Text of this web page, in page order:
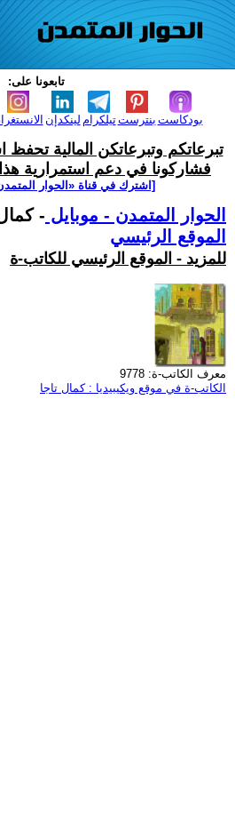
تابعونا على:
لينكدإن تيلكرامبنترست بودكاست
تبرعاتكم وتبرعاتكن المالية تحفظ
فشاركونا في دعم استمرارية
[اشترك في قناة ‫«الحوار
الحوار المتمدن - موبايل -
الموقع الرئيسي
للمزيد - الموقع الرئيسي للكاتب-ة
معرف الكاتب-ة: 9778
الكاتب-ة في موقع ويكيبيديا : كمال تاجا